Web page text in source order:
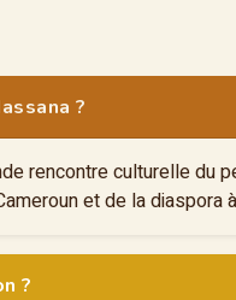
?
rencontre culturelle
et de la
?